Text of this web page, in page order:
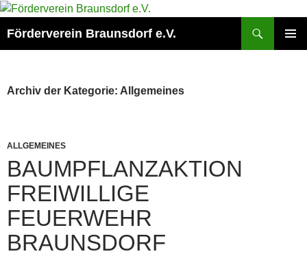
Zum
springen
Förderverein Braunsdorf e.V.
Archiv der Kategorie: Allgemeines
ALLGEMEINES
BAUMPFLANZAKTION
FREIWILLIGE
FEUERWEHR
BRAUNSDORF